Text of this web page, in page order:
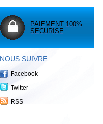
PAIEMENT 100%
SECURISE
NOUS SUIVRE
Facebook
Twitter
RSS